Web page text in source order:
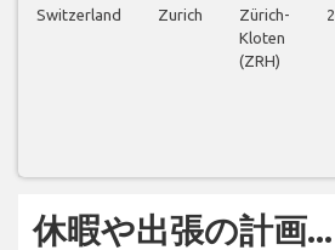
Switzerland Zurich
Zürich-
Kloten
(ZRH)
2
休暇や出張の計画...